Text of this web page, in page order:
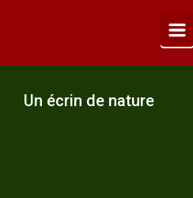
Un écrin de nature